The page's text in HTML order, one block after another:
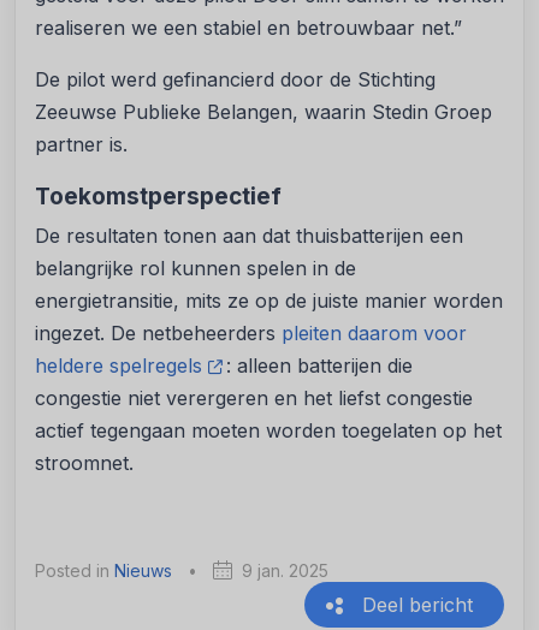
realiseren we een stabiel en betrouwbaar net.”
De pilot werd gefinancierd door de Stichting
Zeeuwse Publieke Belangen, waarin Stedin Groep
partner is.
Toekomstperspectief
De resultaten tonen aan dat thuisbatterijen een
belangrijke rol kunnen spelen in de
energietransitie, mits ze op de juiste manier worden
ingezet. De netbeheerders pleiten daarom voor
heldere spelregels
: alleen batterijen die
congestie niet verergeren en het liefst congestie
actief tegengaan moeten worden toegelaten op het
stroomnet.
Posted in Nieuws • 9 jan. 2025
Deel bericht